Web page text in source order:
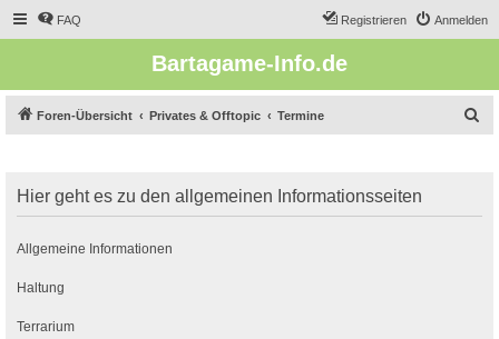
FAQ Anmelden
Registrieren
Bartagame-Info.de
Foren-Übersicht Privates & Offtopic Termine
e
Hier geht es zu den allgemeinen Informationsseiten
Allgemeine Informationen
Haltung
Terrarium